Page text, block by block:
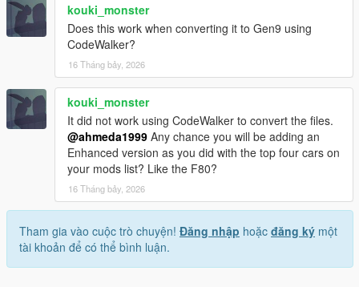
kouki_monster
Does this work when converting it to Gen9 using
CodeWalker?
16 Tháng bảy, 2026
kouki_monster
It did not work using CodeWalker to convert the files.
@ahmeda1999 Any chance you will be adding an
Enhanced version as you did with the top four cars on
your mods list? Like the F80?
16 Tháng bảy, 2026
Tham gia vào cuộc trò chuyện! Đăng nhập hoặc đăng ký một
tài khoản để có thể bình luận.